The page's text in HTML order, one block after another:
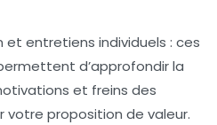
et entretiens individuels : ces
d’approfondir la
et freins des
votre proposition de valeur.